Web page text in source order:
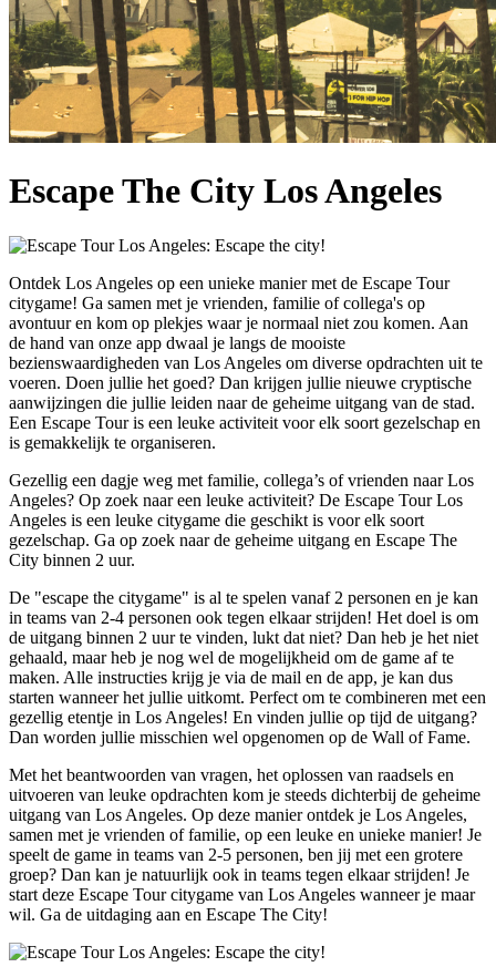
Escape The City Los Angeles
Ontdek Los Angeles op een unieke manier met de Escape Tour
citygame! Ga samen met je vrienden, familie of collega's op
avontuur en kom op plekjes waar je normaal niet zou komen. Aan
de hand van onze app dwaal je langs de mooiste
bezienswaardigheden van Los Angeles om diverse opdrachten uit te
voeren. Doen jullie het goed? Dan krijgen jullie nieuwe cryptische
aanwijzingen die jullie leiden naar de geheime uitgang van de stad.
Een Escape Tour is een leuke activiteit voor elk soort gezelschap en
is gemakkelijk te organiseren.
Gezellig een dagje weg met familie, collega’s of vrienden naar Los
Angeles? Op zoek naar een leuke activiteit? De Escape Tour Los
Angeles is een leuke citygame die geschikt is voor elk soort
gezelschap. Ga op zoek naar de geheime uitgang en Escape The
City binnen 2 uur.
De "escape the citygame" is al te spelen vanaf 2 personen en je kan
in teams van 2-4 personen ook tegen elkaar strijden! Het doel is om
de uitgang binnen 2 uur te vinden, lukt dat niet? Dan heb je het niet
gehaald, maar heb je nog wel de mogelijkheid om de game af te
maken. Alle instructies krijg je via de mail en de app, je kan dus
starten wanneer het jullie uitkomt. Perfect om te combineren met een
gezellig etentje in Los Angeles! En vinden jullie op tijd de uitgang?
Dan worden jullie misschien wel opgenomen op de Wall of Fame.
Met het beantwoorden van vragen, het oplossen van raadsels en
uitvoeren van leuke opdrachten kom je steeds dichterbij de geheime
uitgang van Los Angeles. Op deze manier ontdek je Los Angeles,
samen met je vrienden of familie, op een leuke en unieke manier! Je
speelt de game in teams van 2-5 personen, ben jij met een grotere
groep? Dan kan je natuurlijk ook in teams tegen elkaar strijden! Je
start deze Escape Tour citygame van Los Angeles wanneer je maar
wil. Ga de uitdaging aan en Escape The City!